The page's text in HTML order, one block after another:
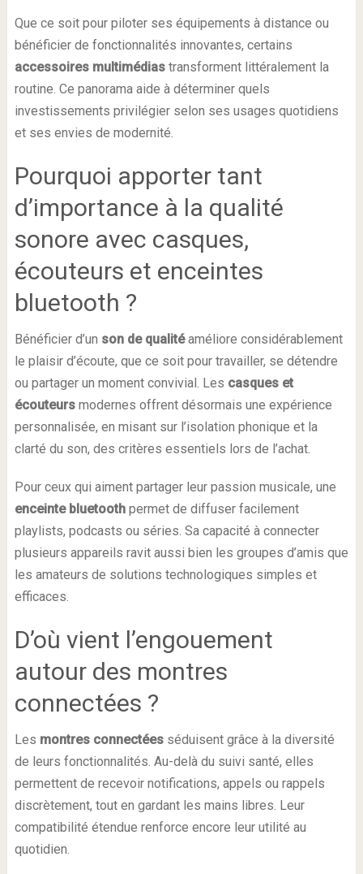
Que ce soit pour piloter ses équipements à distance ou
bénéficier de fonctionnalités innovantes, certains
accessoires multimédiastransforment littéralement la
routine. Ce panorama aide à déterminer quels
investissements privilégier selon ses usages quotidiens
et ses envies de modernité.
Pourquoi apporter tant
d’importance à la qualité
sonore avec casques,
écouteurs et enceintes
bluetooth ?
Bénéficier d’un son de qualitéaméliore considérablement
le plaisir d’écoute, que ce soit pour travailler, se détendre
ou partager un moment convivial. Les casques et
écouteursmodernes offrent désormais une expérience
personnalisée, en misant sur l’isolation phonique et la
clarté du son, des critères essentiels lors de l’achat.
Pour ceux qui aiment partager leur passion musicale, une
enceinte bluetoothpermet de diffuser facilement
playlists, podcasts ou séries. Sa capacité à connecter
plusieurs appareils ravit aussi bien les groupes d’amis que
les amateurs de solutions technologiques simples et
efficaces.
D’où vient l’engouement
autour des montres
connectées ?
Les montres connectéesséduisent grâce à la diversité
de leurs fonctionnalités. Au-delà du suivi santé, elles
permettent de recevoir notifications, appels ou rappels
discrètement, tout en gardant les mains libres. Leur
compatibilité étendue renforce encore leur utilité au
quotidien.